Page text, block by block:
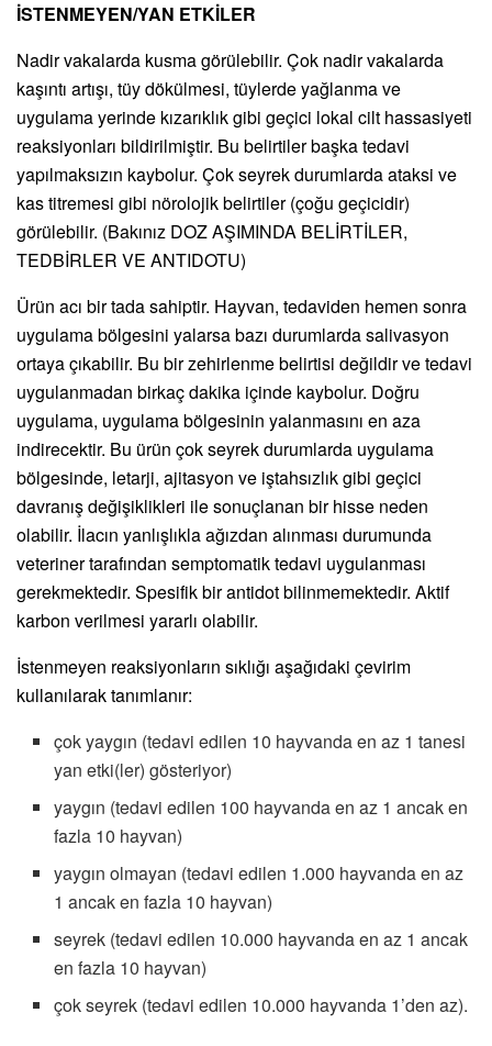
İSTENMEYEN/YAN ETKİLER
Nadir vakalarda kusma görülebilir. Çok nadir vakalarda
kaşıntı artışı, tüy dökülmesi, tüylerde yağlanma ve
uygulama yerinde kızarıklık gibi geçici lokal cilt hassasiyeti
reaksiyonları bildirilmiştir. Bu belirtiler başka tedavi
yapılmaksızın kaybolur. Çok seyrek durumlarda ataksi ve
kas titremesi gibi nörolojik belirtiler (çoğu geçicidir)
görülebilir. (Bakınız DOZ AŞIMINDA BELİRTİLER,
TEDBİRLER VE ANTIDOTU)
Ürün acı bir tada sahiptir. Hayvan, tedaviden hemen sonra
uygulama bölgesini yalarsa bazı durumlarda salivasyon
ortaya çıkabilir. Bu bir zehirlenme belirtisi değildir ve tedavi
uygulanmadan birkaç dakika içinde kaybolur. Doğru
uygulama, uygulama bölgesinin yalanmasını en aza
indirecektir. Bu ürün çok seyrek durumlarda uygulama
bölgesinde, letarji, ajitasyon ve iştahsızlık gibi geçici
davranış değişiklikleri ile sonuçlanan bir hisse neden
olabilir. İlacın yanlışlıkla ağızdan alınması durumunda
veteriner tarafından semptomatik tedavi uygulanması
gerekmektedir. Spesifik bir antidot bilinmemektedir. Aktif
karbon verilmesi yararlı olabilir.
İstenmeyen reaksiyonların sıklığı aşağıdaki çevirim
kullanılarak tanımlanır:
çok yaygın (tedavi edilen 10 hayvanda en az 1 tanesi
yan etki(ler) gösteriyor)
yaygın (tedavi edilen 100 hayvanda en az 1 ancak en
fazla 10 hayvan)
yaygın olmayan (tedavi edilen 1.000 hayvanda en az
1 ancak en fazla 10 hayvan)
seyrek (tedavi edilen 10.000 hayvanda en az 1 ancak
en fazla 10 hayvan)
çok seyrek (tedavi edilen 10.000 hayvanda 1’den az).